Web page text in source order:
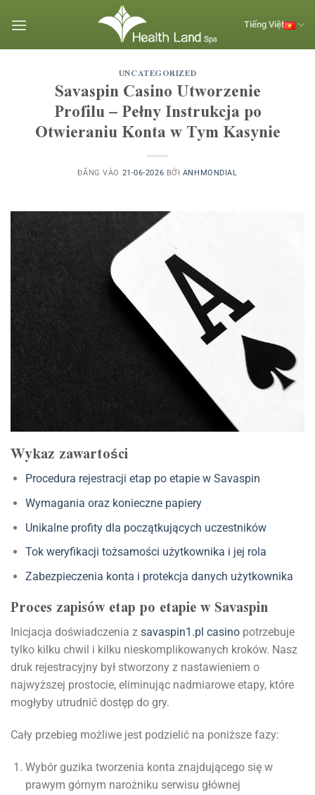
qua
Tiếng Việt
UNCATEGORIZED
Savaspin Casino Utworzenie
Profilu – Pełny Instrukcja po
Otwieraniu Konta w Tym Kasynie
ĐĂNG VÀO 21-06-2026 BỞI ANHMONDIAL
Wykaz zawartości
Procedura rejestracji etap po etapie w Savaspin
Wymagania oraz konieczne papiery
Unikalne profity dla początkujących uczestników
Tok weryfikacji tożsamości użytkownika i jej rola
Zabezpieczenia konta i protekcja danych użytkownika
Proces zapisów etap po etapie w Savaspin
Inicjacja doświadczenia z savaspin1.pl casino potrzebuje
tylko kilku chwil i kilku nieskomplikowanych kroków. Nasz
druk rejestracyjny był stworzony z nastawieniem o
najwyższej prostocie, eliminując nadmiarowe etapy, które
mogłyby utrudnić dostęp do gry.
Cały przebieg możliwe jest podzielić na poniższe fazy:
Wybór guzika tworzenia konta znajdującego się w
prawym górnym narożniku serwisu głównej